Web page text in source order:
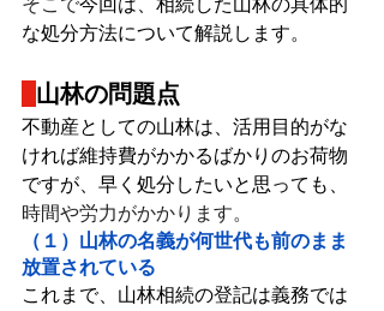
な処分方法について解説します。
山林の問題点
不動産としての山林は、活用目的がな
ければ維持費がかかるばかりのお荷物
ですが、早く処分したいと思っても、
時間や労力がかかります。
（１）山林の名義が何世代も前のまま
放置されている
これまで、山林相続の登記は義務では